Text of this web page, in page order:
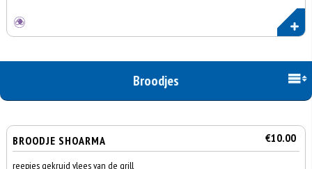
Broodjes
BROODJE SHOARMA €10.00
reepjes gekruid vlees van de grill